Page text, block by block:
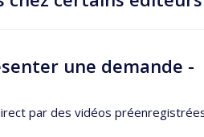
une demande -
par des vidéos